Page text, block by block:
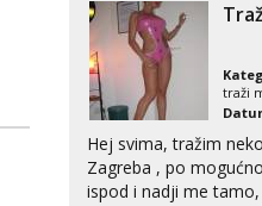
štikle, samostojeće
puš...
traži
Hej svima, tražim
Zagreba , po mogućnosti
ispod i nadji me